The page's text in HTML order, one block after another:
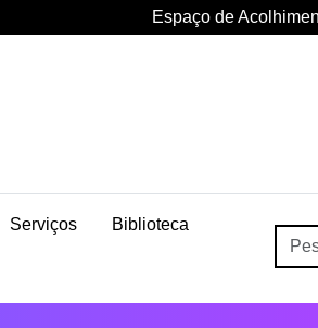
Espaço de
Serviços Biblioteca